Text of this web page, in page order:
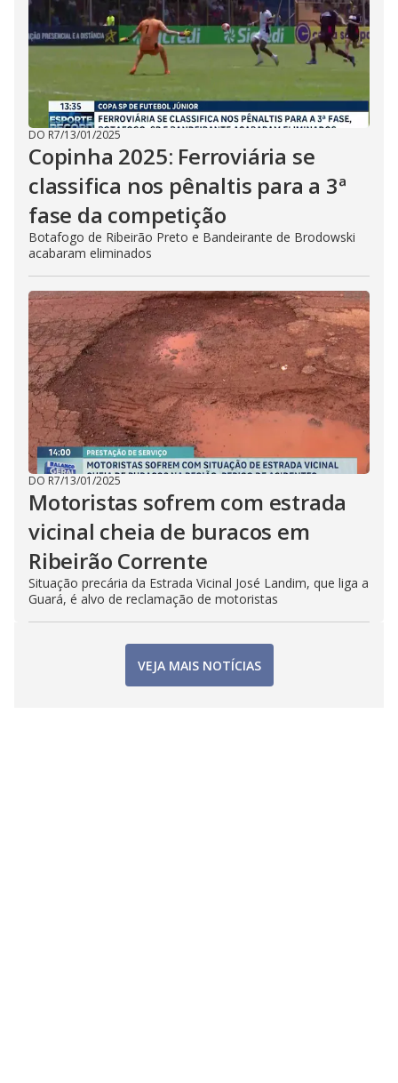
DO R7/13/01/2025
Copinha 2025: Ferroviária se
classifica nos pênaltis para a 3ª
fase da competição
Botafogo de Ribeirão Preto e Bandeirante de Brodowski
acabaram eliminados
DO R7/13/01/2025
Motoristas sofrem com estrada
vicinal cheia de buracos em
Ribeirão Corrente
Situação precária da Estrada Vicinal José Landim, que liga a
Guará, é alvo de reclamação de motoristas
VEJA MAIS NOTÍCIAS